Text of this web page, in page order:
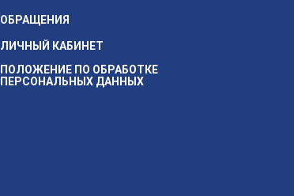
ОБРАЩЕНИЯ
ЛИЧНЫЙ КАБИНЕТ
ПОЛОЖЕНИЕ ПО ОБРАБОТКЕ
ПЕРСОНАЛЬНЫХ ДАННЫХ